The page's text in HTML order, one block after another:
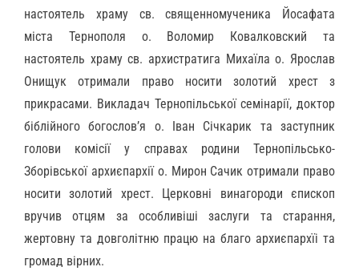
настоятель храму св. священномученика Йосафата
міста Тернополя о. Воломир Ковалковский та
настоятель храму св. архистратига Михаїла о. Ярослав
Онищук отримали право носити золотий хрест з
прикрасами. Викладач Тернопільської семінарії, доктор
біблійного богослов’я о. Іван Січкарик та заступник
голови комісії у справах родини Тернопільсько-
Зборівської архиєпархії о. Мирон Сачик отримали право
носити золотий хрест. Церковні винагороди єпископ
вручив отцям за особливіші заслуги та старання,
жертовну та довголітню працю на благо архиєпархїі та
громад вірних.